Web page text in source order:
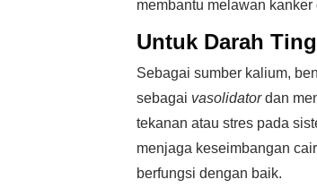
membantu melawan
Untuk Darah
Sebagai sumber kalium,
sebagai vasolidatordan
tekanan atau stres pada
menjaga keseimbangan
berfungsi dengan baik.